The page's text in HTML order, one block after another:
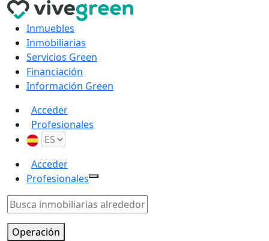
Inmuebles
Inmobiliarias
Servicios Green
Financiación
Información Green
Acceder
Profesionales
Acceder
Profesionales
Operación